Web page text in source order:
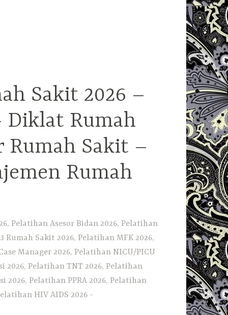
Sakit 2026 –
Diklat Rumah
Sakit –
Rumah
Pelatihan Asesor Bidan 2026, Pelatihan
Rumah Sakit 2026, Pelatihan MFK 2026,
Manager 2026, Pelatihan NICU/PICU
2026, Pelatihan TNT 2026, Pelatihan
2026, Pelatihan PPRA 2026, Pelatihan
HIV AIDS 2026